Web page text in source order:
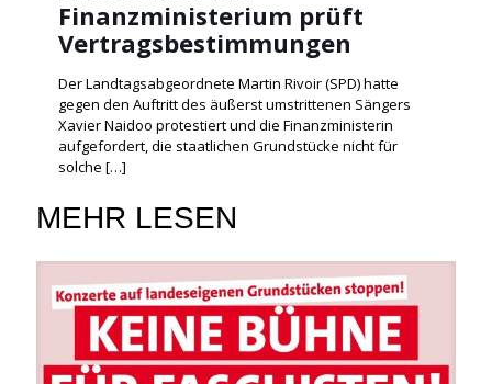
Finanzministerium prüft
Vertragsbestimmungen
Der Landtagsabgeordnete Martin Rivoir (SPD) hatte
gegen den Auftritt des äußerst umstrittenen Sängers
Xavier Naidoo protestiert und die Finanzministerin
aufgefordert, die staatlichen Grundstücke nicht für
solche […]
MEHR LESEN